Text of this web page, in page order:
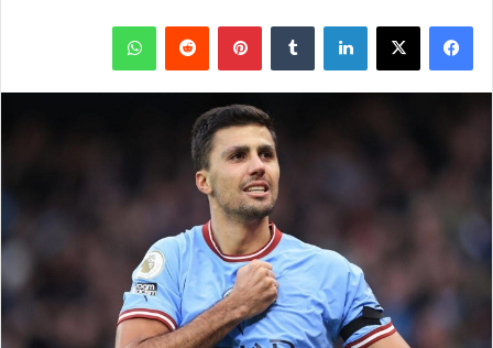
فيسبوك ‫X لينكدإن بينتيريست واتساب